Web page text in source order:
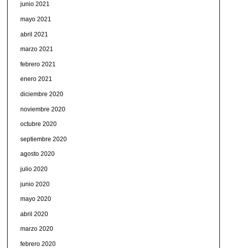
junio 2021
mayo 2021
abril 2021
marzo 2021
febrero 2021
enero 2021
diciembre 2020
noviembre 2020
octubre 2020
septiembre 2020
agosto 2020
julio 2020
junio 2020
mayo 2020
abril 2020
marzo 2020
febrero 2020